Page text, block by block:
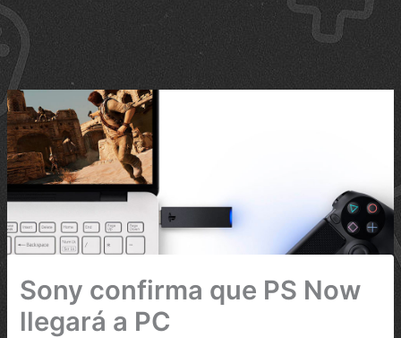
Sony confirma que PS Now
llegará a PC